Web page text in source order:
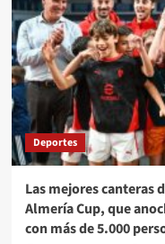
subcampeón
en
el
II
Campeonato
de
España
de
Rugby
Inclusivo
Deportes
Las mejores canteras
Almería Cup, que
con más de 5.000